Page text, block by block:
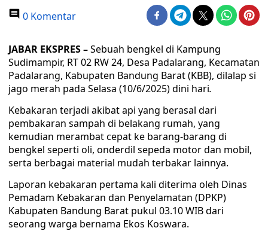
0 Komentar
JABAR EKSPRES –Sebuah bengkel di Kampung
Sudimampir, RT 02 RW 24, Desa Padalarang, Kecamatan
Padalarang, Kabupaten Bandung Barat (KBB), dilalap si
jago merah pada Selasa (10/6/2025) dini hari.
Kebakaran terjadi akibat api yang berasal dari
pembakaran sampah di belakang rumah, yang
kemudian merambat cepat ke barang-barang di
bengkel seperti oli, onderdil sepeda motor dan mobil,
serta berbagai material mudah terbakar lainnya.
Laporan kebakaran pertama kali diterima oleh Dinas
Pemadam Kebakaran dan Penyelamatan (DPKP)
Kabupaten Bandung Barat pukul 03.10 WIB dari
seorang warga bernama Ekos Koswara.